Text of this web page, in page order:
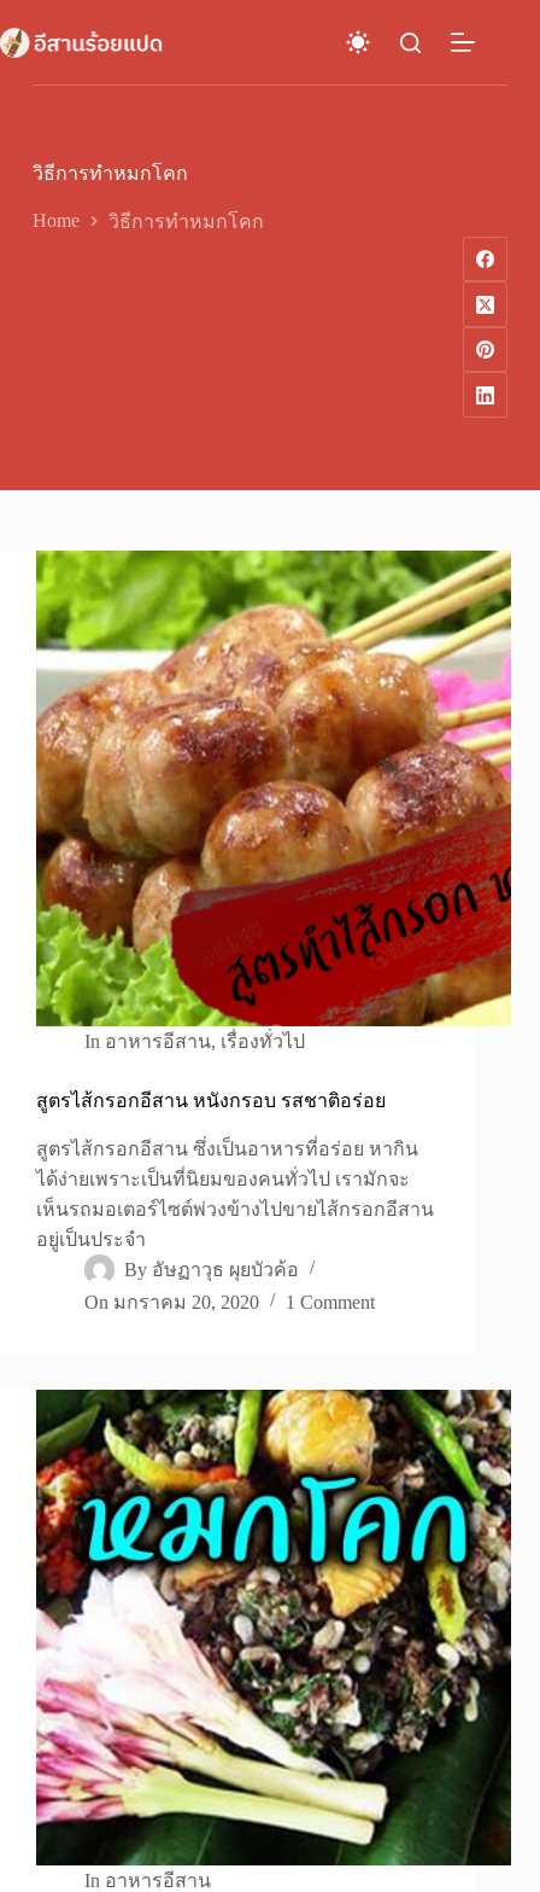
to
content
วิธีการทำหมกโคก
Home วิธีการทำหมกโคก
In อาหารอีสาน, เรื่องทั่วไป
สูตรไส้กรอกอีสาน หนังกรอบ รสชาติอร่อย
สูตรไส้กรอกอีสาน ซึ่งเป็นอาหารที่อร่อย หากิน
ได้ง่ายเพราะเป็นที่นิยมของคนทั่วไป เรามักจะ
เห็นรถมอเตอร์ไซต์พ่วงข้างไปขายไส้กรอกอีสาน
อยู่เป็นประจำ
By อัษฏาวุธ ผุยบัวค้อ
On มกราคม 20, 2020 1 Comment
In อาหารอีสาน